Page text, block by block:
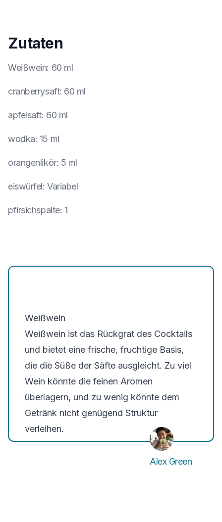
Zutaten
Weißwein: 60 ml
cranberrysaft: 60 ml
apfelsaft: 60 ml
wodka: 15 ml
orangenlikör: 5 ml
eiswürfel:Variabel
pfirsichspalte: 1
Weißwein
Weißwein ist das Rückgrat des Cocktails
und bietet eine frische, fruchtige Basis,
die die Süße der Säfte ausgleicht. Zu viel
Wein könnte die feinen Aromen
überlagern, und zu wenig könnte dem
Getränk nicht genügend Struktur
verleihen.
Alex Green